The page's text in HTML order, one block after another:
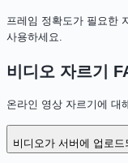
프레임 정확도가 필요한
사용하세요.
비디오 자르기
온라인 영상 자르기에 대
비디오가 서버에 업로드